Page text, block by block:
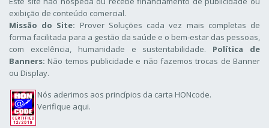
exibição de conteúdo comercial.
Missão do Site: Prover Soluções cada vez mais completas de
forma facilitada para a gestão da saúde e o bem-estar das pessoas,
com excelência, humanidade e sustentabilidade. Política de
Banners: Não temos publicidade e não fazemos trocas de Banner
ou Display.
Nós aderimos aos princípios da carta HONcode.
Verifique aqui.